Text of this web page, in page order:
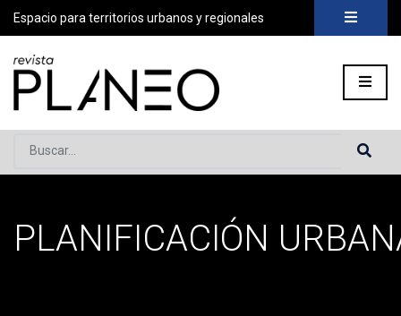
Espacio para territorios urbanos y regionales
Buscar...
Portada » Planificación Urbana
PLANIFICACIÓN